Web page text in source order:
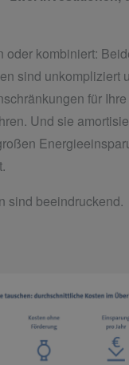
oder kombiniert:
sind unkompliziert
für
Und sie
sind beeindruckend.